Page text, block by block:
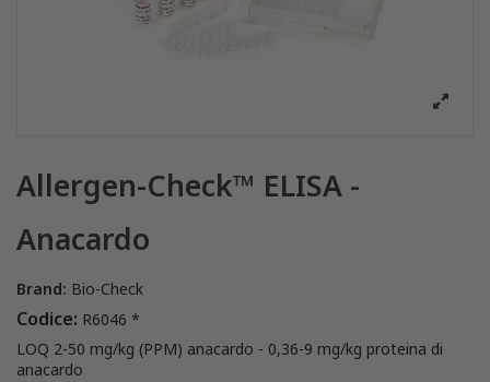
Allergen-Check™ ELISA -
Anacardo
Brand: Bio-Check
Codice: R6046 *
LOQ 2-50 mg/kg (PPM) anacardo - 0,36-9 mg/kg proteina di
anacardo